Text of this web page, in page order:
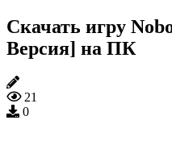
Скачать игру
Версия] на ПК
21
0